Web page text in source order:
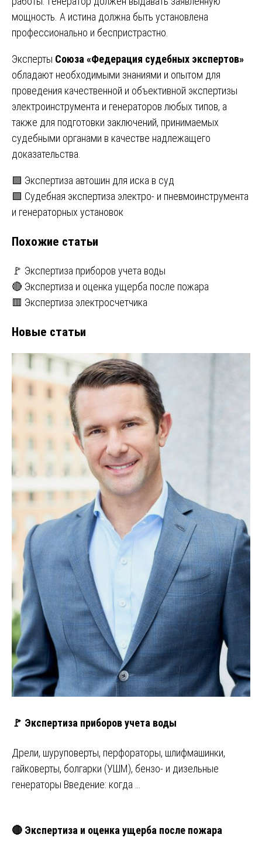
мощность. А истина должна быть установлена
профессионально и беспристрастно.
Эксперты Союза «Федерация судебных экспертов»
обладают необходимыми знаниями и опытом для
проведения качественной и объективной экспертизы
электроинструмента и генераторов любых типов, а
также для подготовки заключений, принимаемых
судебными органами в качестве надлежащего
доказательства.
Навигация
по
🟩 Экспертиза автошин для иска в суд
🟩 Судебная экспертиза электро- и пневмоинструмента
и генераторных установок
Похожие статьи
🚩 Экспертиза приборов учета воды
🔴 Экспертиза и оценка ущерба после пожара
🟥 Экспертиза электросчетчика
Новые статьи
🚩 Экспертиза приборов учета воды
Дрели, шуруповерты, перфораторы, шлифмашинки,
гайковерты, болгарки (УШМ), бензо- и дизельные
генераторы Введение: когда …
🔴 Экспертиза и оценка ущерба после пожара